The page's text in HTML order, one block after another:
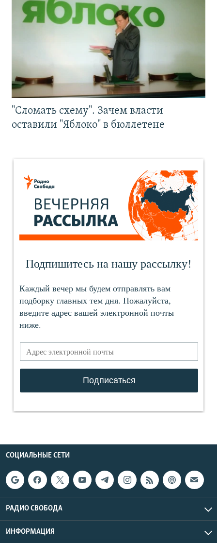
"Сломать схему". Зачем власти
оставили "Яблоко" в бюллетене
СОЦИАЛЬНЫЕ СЕТИ
РАДИО СВОБОДА
ИНФОРМАЦИЯ